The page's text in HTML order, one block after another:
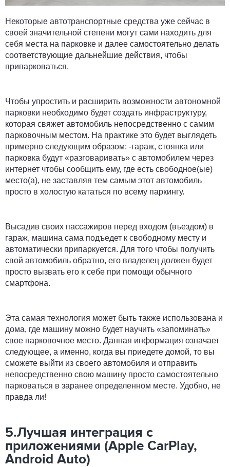
Некоторые автотранспортные средства уже сейчас в
своей значительной степени могут сами находить для
себя места на парковке и далее самостоятельно делать
соответствующие дальнейшие действия, чтобы
припарковаться.
Чтобы упростить и расширить возможности автономной
парковки необходимо будет создать инфраструктуру,
которая свяжет автомобиль непосредственно с самим
парковочным местом. На практике это будет выглядеть
примерно следующим образом: -гараж, стоянка или
парковка будут «разговаривать» с автомобилем через
интернет чтобы сообщить ему, где есть свободное(ые)
место(а), не заставляя тем самым этот автомобиль
просто в холостую кататься по всему паркингу.
Высадив своих пассажиров перед входом (въездом) в
гараж, машина сама подъедет к свободному месту и
автоматически припаркуется. Для того чтобы получить
свой автомобиль обратно, его владелец должен будет
просто вызвать его к себе при помощи обычного
смартфона.
Эта самая технология может быть также использована и
дома, где машину можно будет научить «запоминать»
свое парковочное место. Данная информация означает
следующее, а именно, когда вы приедете домой, то вы
сможете выйти из своего автомобиля и отправить
непосредственно свою машину просто самостоятельно
парковаться в заранее определенном месте. Удобно, не
правда ли!
5.Лучшая интеграция с
приложениями (Apple CarPlay,
Android Auto)